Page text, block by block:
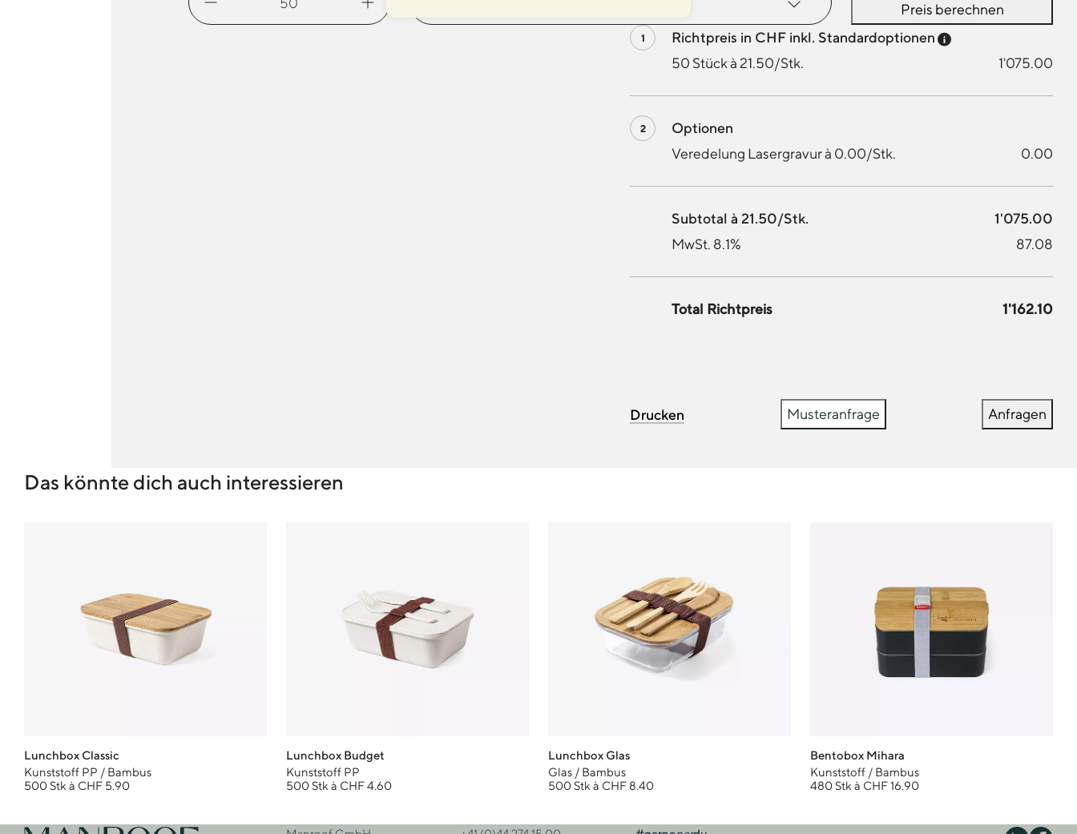
Doppelstock
Preis berechnen
Richtpreis in CHF inkl. Standardoptionen
Preis-Tooltip
50 Stück à 21.50/Stk.
1'075.00
Optionen
Veredelung Lasergravur à 0.00/Stk.
0.00
Subtotal à 21.50/Stk.
1'075.00
MwSt. 8.1%
87.08
Total Richtpreis 1'162.10
Musteranfrage Anfragen
Das könnte dich auch interessieren
Lunchbox Classic
Kunststoff PP / Bambus
500 Stk à CHF 5.90
Lunchbox Budget
Kunststoff PP
500 Stk à CHF 4.60
Lunchbox Glas
Glas / Bambus
500 Stk à CHF 8.40
Bentobox Mihara
Kunststoff / Bambus
480 Stk à CHF 16.90